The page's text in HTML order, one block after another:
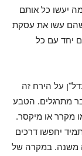
יעשו כל אותם
שהם עשו את עסקת
יחד עם כל
על הירח זה
מתרגלים. הטבע
מקרר או מיקסר.
יחפשו דרכים
משנה. במקרה של